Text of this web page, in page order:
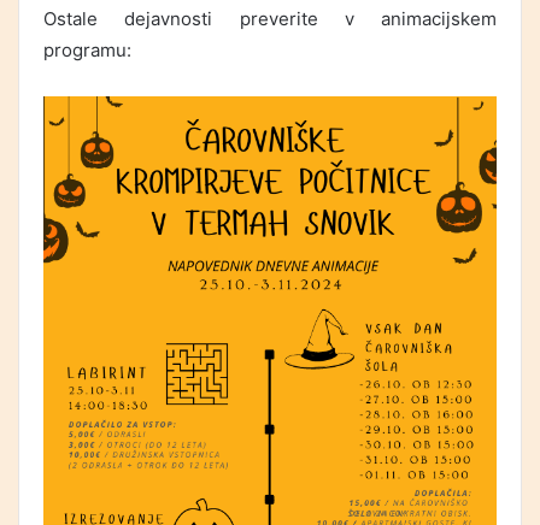
Ostale dejavnosti preverite v animacijskem
programu: